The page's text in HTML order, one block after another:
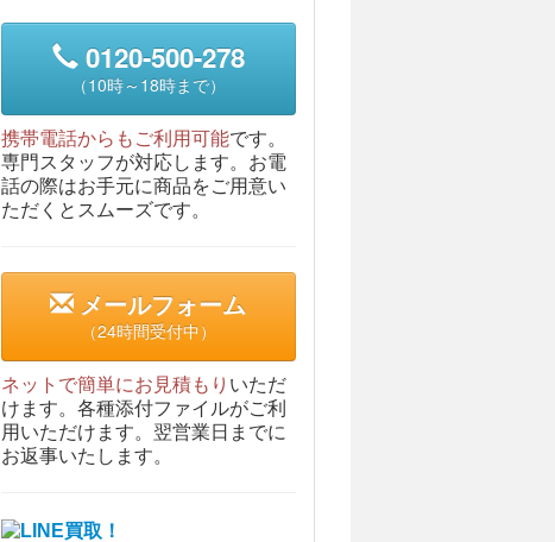
0120-500-278
（10時～18時まで）
携帯電話からもご利用可能です。
専門スタッフが対応します。お電
話の際はお手元に商品をご用意い
ただくとスムーズです。
メールフォーム
（24時間受付中）
ネットで簡単にお見積もり いただ
けます。各種添付ファイルがご利
用いただけます。翌営業日までに
お返事いたします。